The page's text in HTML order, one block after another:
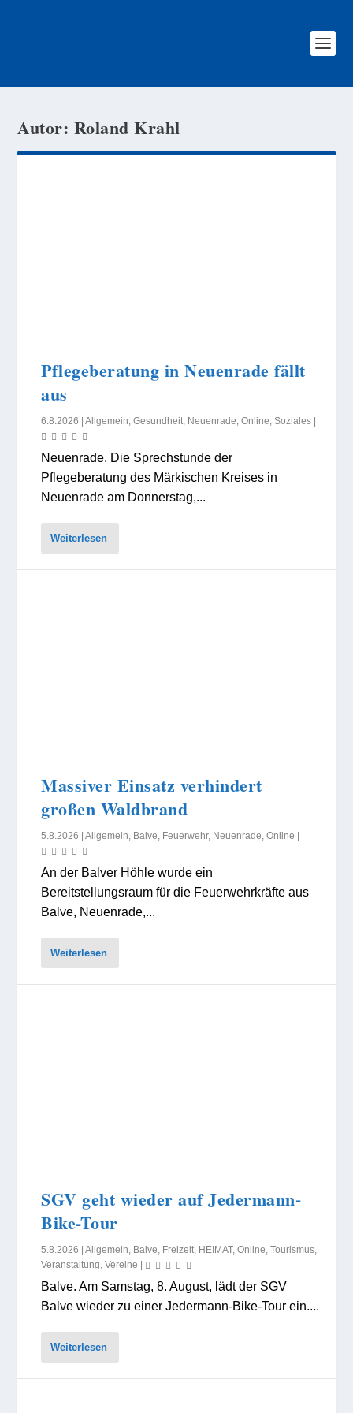
Autor: Roland Krahl
Pflegeberatung in Neuenrade fällt
aus
6.8.2026 |Allgemein ,Gesundheit Neuenrade ,Online ,Soziales |
Neuenrade. Die Sprechstunde der
Pflegeberatung des Märkischen Kreises in
Neuenrade am Donnerstag,...
Weiterlesen
Massiver Einsatz verhindert
großen Waldbrand
5.8.2026 |Allgemein Balve Feuerwehr, Neuenrade ,Online |
An der Balver Höhle wurde ein
Bereitstellungsraum für die Feuerwehrkräfte aus
Balve, Neuenrade,...
Weiterlesen
SGV geht wieder auf Jedermann-
Bike-Tour
5.8.2026 |Allgemein, Balve, Freizeit, HEIMAT,Online,Tourismus,
Veranstaltung,Vereine
Balve. Am Samstag, 8. August, lädt der SGV
Balve wieder zu einer Jedermann-Bike-Tour ein....
Weiterlesen